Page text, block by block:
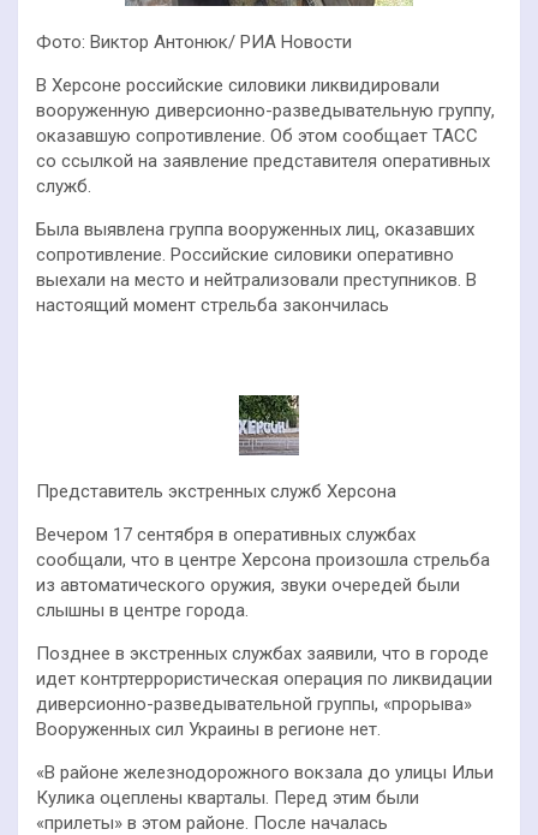
Фото: Виктор Антонюк/ РИА Новости
В Херсоне российские силовики ликвидировали
вооруженную диверсионно-разведывательную группу,
оказавшую сопротивление. Об этом сообщает ТАСС
со ссылкой на заявление представителя оперативных
служб.
Была выявлена группа вооруженных лиц, оказавших
сопротивление. Российские силовики оперативно
выехали на место и нейтрализовали преступников. В
настоящий момент стрельба закончилась
Представитель экстренных служб Херсона
Вечером 17 сентября в оперативных службах
сообщали, что в центре Херсона произошла стрельба
из автоматического оружия, звуки очередей были
слышны в центре города.
Позднее в экстренных службах заявили, что в городе
идет контртеррористическая операция по ликвидации
диверсионно-разведывательной группы, «прорыва»
Вооруженных сил Украины в регионе нет.
«В районе железнодорожного вокзала до улицы Ильи
Кулика оцеплены кварталы. Перед этим были
«прилеты» в этом районе. После началась